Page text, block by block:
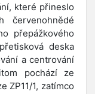
které přineslo
červenohnědé
přepážkového
deska
a centrování
pochází ze
ZP11/1, zatímco